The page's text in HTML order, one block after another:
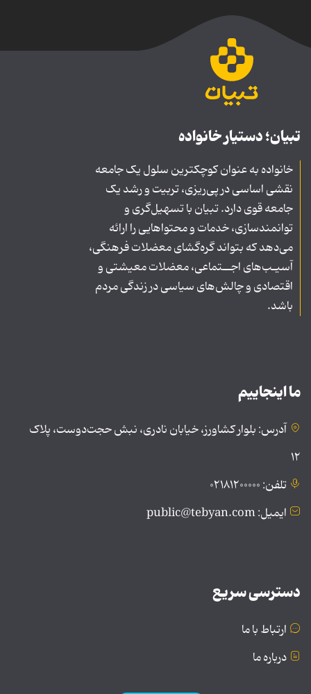
تبیان؛ دستیار خانواده
خانواده به عنوان کوچکترین سلول یک جامعه
نقشی اساسی در پی‌ریزی، تربیت و رشد یک
جامعه قوی دارد. تبیان با تسهیل‌گری و
توانمندسازی، خدمات و محتواهایی را ارائه
می‌دهد که بتواند گره‌گشای معضلات فرهنگی،
آسیـب‌های اجــتماعی، معضلات معیشتی و
اقتصادی و چالش‌های سیاسی در زندگی مردم
باشد.
ما اینجاییم
آدرس: بلوار کشاورز، خیابان نادری، نبش حجت‌دوست، پلاک
۱۲
تلفن: ۰۲۱۸۱۲۰۰۰۰۰
ایمیل: public@tebyan.com
دسترسی سریع
ارتباط با ما
درباره ما